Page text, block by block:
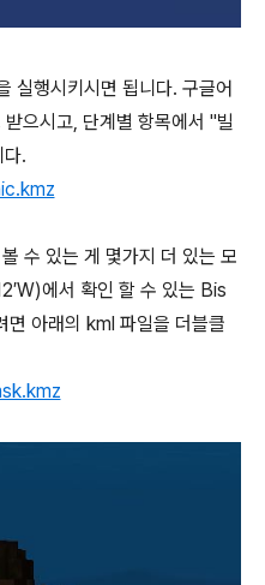
실행시키시면 됩니다. 구글어
으시고, 단계별 항목에서 "빌
.
수 있는 게 몇가지 더 있는 모
에서 확인 할 수 있는 Bis
아래의 kml 파일을 더블클